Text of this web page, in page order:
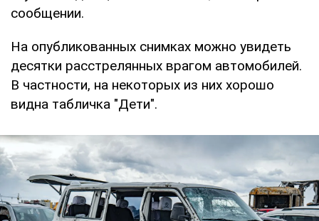
сообщении.
На опубликованных снимках можно увидеть
десятки расстрелянных врагом автомобилей.
В частности, на некоторых из них хорошо
видна табличка "Дети".